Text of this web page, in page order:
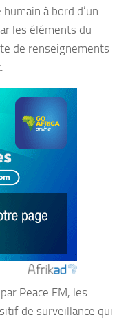
à bord d’un
les éléments du
de renseignements
Peace FM, les
de surveillance qui